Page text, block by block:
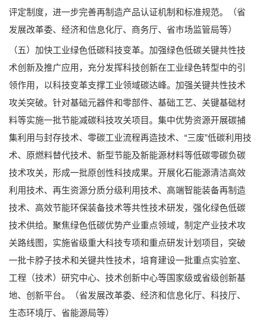
评定制度，进一步完善再制造产品认证机制和标准规范。（省
发展改革委、经济和信息化厅、商务厅、省市场监管局等）
（五）加快工业绿色低碳科技变革。加强绿色低碳关键共性技
术创新及推广应用，充分发挥科技创新在工业绿色转型中的引
领作用，以科技变革支撑工业领域碳达峰。加强关键共性技术
攻关突破。针对基础元器件和零部件、基础工艺、关键基础材
料等实施一批节能减碳科技攻关项目。集中优势资源开展碳捕
集利用与封存技术、零碳工业流程再造技术、“三废”低碳利用技
术、原燃料替代技术、新型节能及新能源材料等低碳零碳负碳
技术攻关，形成一批原创性科技成果。开展化石能源清洁高效
利用技术、再生资源分质分级利用技术、高端智能装备再制造
技术、高效节能环保装备技术等共性技术研发，强化绿色低碳
技术供给。聚焦绿色低碳优势产业重点领域，制定产业技术攻
关路线图，实施省级重大科技专项和重点研发计划项目，突破
一批卡脖子技术和关键共性技术，培育建设一批重点实验室、
工程（技术）研究中心、技术创新中心等国家级或省级创新基
地、创新平台。（省发展改革委、经济和信息化厅、科技厅、
生态环境厅、省能源局等）